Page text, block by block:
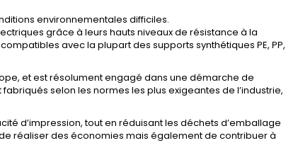
environnementales difficiles.
grâce à leurs hauts niveaux de résistance à la
avec la plupart des supports synthétiques PE, PP,
et est résolument engagé dans une démarche de
selon les normes les plus exigeantes de l’industrie,
d’impression, tout en réduisant les déchets d’emballage
réaliser des économies mais également de contribuer à